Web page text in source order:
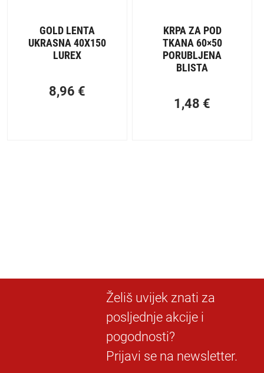
GOLD LENTA
UKRASNA 40X150
LUREX
8,96 €
KRPA ZA POD
TKANA 60×50
PORUBLJENA
BLISTA
1,48 €
Želiš uvijek znati za
posljednje akcije i
pogodnosti?
Prijavi se na newsletter.